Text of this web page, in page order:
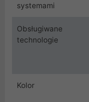
systemami
Obsługiwane
technologie
Kolor